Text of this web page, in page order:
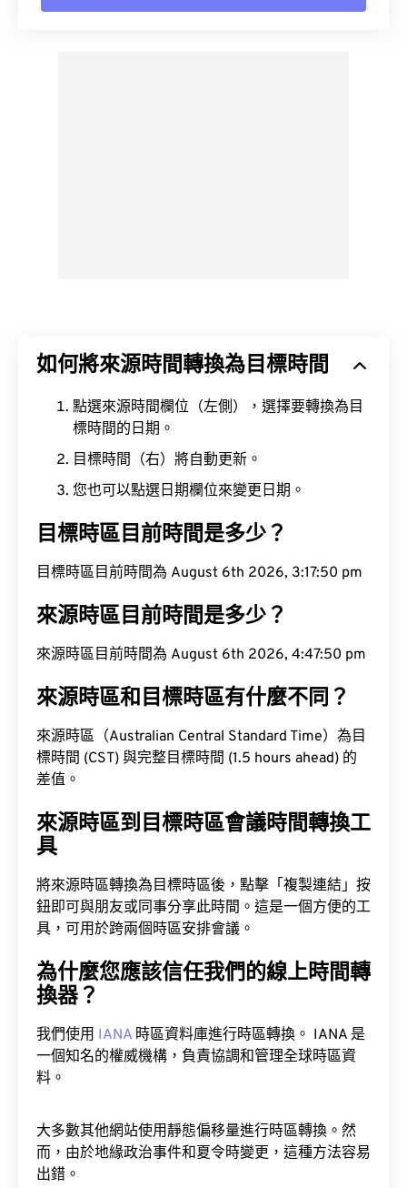
如何將來源時間轉換為目標時間
點選來源時間欄位（左側），選擇要轉換為目
標時間的日期。
目標時間（右）將自動更新。
您也可以點選日期欄位來變更日期。
目標時區目前時間是多少？
目標時區目前時間為 August 6th 2026, 3:17:51 pm
來源時區目前時間是多少？
來源時區目前時間為 August 6th 2026, 4:47:51 pm
來源時區和目標時區有什麼不同？
來源時區（Australian Central Standard Time）為目
標時間 (CST) 與完整目標時間 (1.5 hours ahead) 的
差值。
來源時區到目標時區會議時間轉換工
具
將來源時區轉換為目標時區後，點擊「複製連結」按
鈕即可與朋友或同事分享此時間。這是一個方便的工
具，可用於跨兩個時區安排會議。
為什麼您應該信任我們的線上時間轉
換器？
我們使用 IANA 時區資料庫進行時區轉換。 IANA 是
一個知名的權威機構，負責協調和管理全球時區資
料。
大多數其他網站使用靜態偏移量進行時區轉換。然
而，由於地緣政治事件和夏令時變更，這種方法容易
出錯。